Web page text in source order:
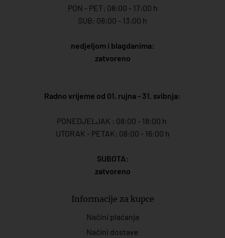
PON - PET: 08:00 - 17:00 h
SUB: 08:00 - 13:00 h
nedjeljom i blagdanima:
zatvoreno
Radno vrijeme od 01. rujna - 31. svibnja:
PONEDJELJAK : 08:00 - 18:00 h
UTORAK - PETAK: 08:00 - 16:00 h
SUBOTA:
zatvoreno
Informacije za kupce
Načini plaćanja
Načini dostave